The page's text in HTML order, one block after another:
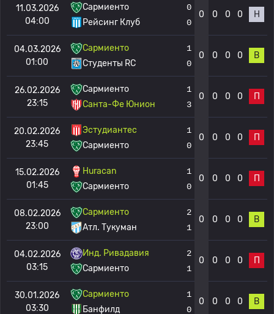
11.03.2026
04:00
Сармиенто
Рейсинг Клуб
0
0
0 0 0 0 Н
04.03.2026
01:00
Сармиенто
Студенты RC
1
0
0 0 0 0 В
26.02.2026
23:15
Сармиенто
Санта-Фе Юнион
1
3
0 0 0 0 П
20.02.2026
23:45
Эстудиантес
Сармиенто
1
0
0 0 0 0 П
15.02.2026
01:45
Huracan
Сармиенто
1
0
0 0 0 0 П
08.02.2026
23:00
Сармиенто
Атл. Тукуман
2
1
0 0 0 0 В
04.02.2026
03:15
Инд. Ривадавия
Сармиенто
2
1
0 0 0 0 П
30.01.2026
03:30
Сармиенто
Банфилд
1
0
0 0 0 0 В